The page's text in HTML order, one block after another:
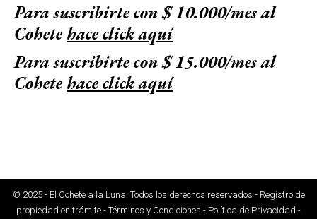
Para suscribirte con $ 10.000/mes al
Cohetehace click aquí
Para suscribirte con $ 15.000/mes al
Cohetehace click aquí
© 2025 - El Cohete a la Luna. Todos los derechos reservados - Registro de
propiedad en trámite - Términos y Condiciones - Política de Privacidad -